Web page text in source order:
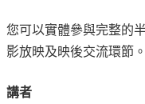
您可以實體參與完整的
影放映及映後交流環節。
講者